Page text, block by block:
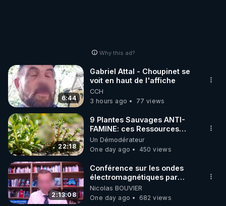
Why this ad?
6:44
Gabriel Attal - Choupinet se
voit en haut de l'affiche
CCH
3 hours ago
77 views
22:18
9 Plantes Sauvages ANTI-
FAMINE: ces Ressources
JARDIN&des Haies
Un Démodérateur
One day ago
450 views
2:13:08
Conférence sur les ondes
électromagnétiques par
Grégoire Caustru et Bart de
Wever !
Nicolas BOUVIER
One day ago
682 views